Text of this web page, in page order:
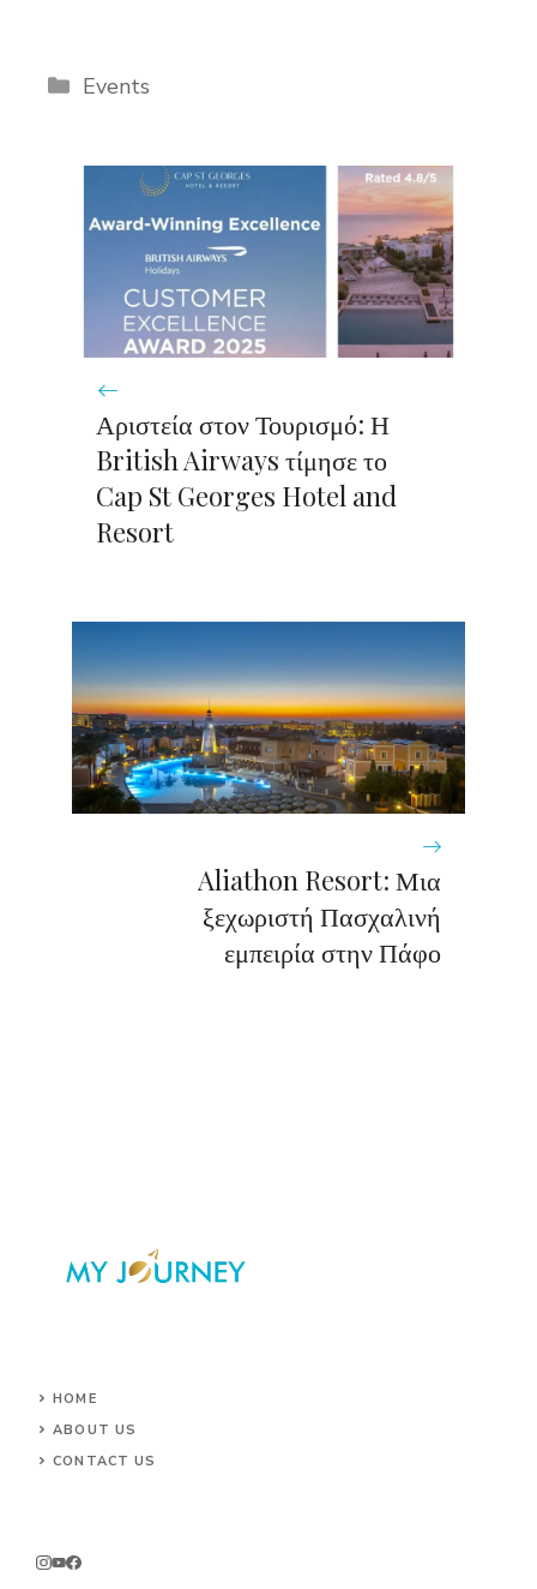
Categories
Events
Αριστεία στον Τουρισμό: Η
British Airways τίμησε το
Cap St Georges Hotel and
Resort
Aliathon Resort: Μια
ξεχωριστή Πασχαλινή
εμπειρία στην Πάφο
HOME
ABOUT US
CONTACT US